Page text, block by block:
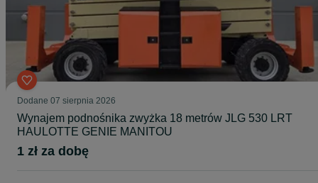
Dodane 07 sierpnia 2026
Wynajem podnośnika zwyżka 18 metrów JLG 530 LRT
HAULOTTE GENIE MANITOU
1 zł za dobę